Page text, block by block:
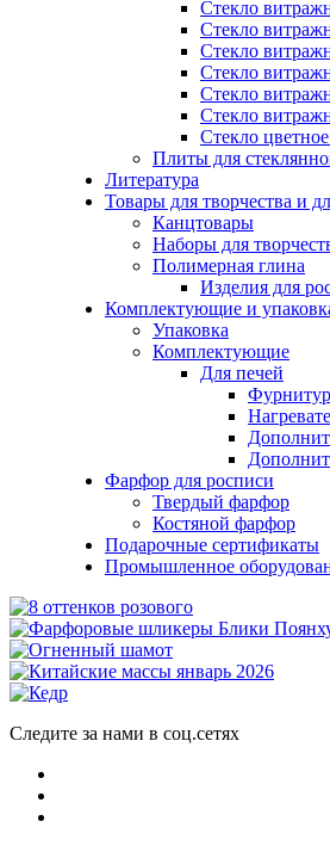
Стекло
Стекло
Стекло
Стекло
Стекло
Стекло
Стекло
Плиты для
Литература
Товары для творчества и
Канцтовары
Наборы для
Полимерная глина
Изделия для
Комплектующие и
Упаковка
Комплектующие
Для печей
Фарфор для росписи
Твердый фарфор
Костяной фарфор
Подарочные сертификаты
Промышленное
Следите за нами в соц.сетях